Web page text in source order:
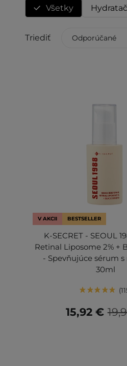
Všetky
Triediť Odporúčané
V AKCII BESTSELLER
K-SECRET - SEOUL
Retinal Liposome 2% +
- Spevňujúce sérum
30ml
15,92 €